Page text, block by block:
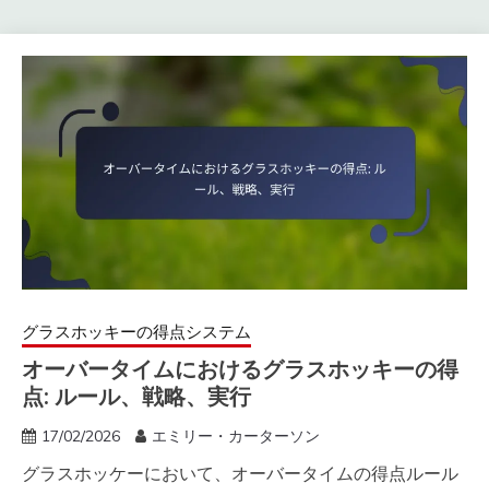
グラスホッキーの得点システム
オーバータイムにおけるグラスホッキーの得
点: ルール、戦略、実行
17/02/2026 エミリー・カーターソン
グラスホッケーにおいて、オーバータイムの得点ルール